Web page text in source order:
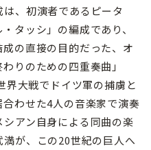
、初演者であるピータ
タッシ」の編成であり、
の直接の目的だった、オ
りのための四重奏曲」
界大戦でドイツ軍の捕虜と
わせた4人の音楽家で演奏
アン自身による同曲の楽
が、この20世紀の巨人へ